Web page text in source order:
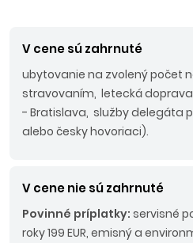
V cene sú zahrnuté
ubytovanie na zvolený počet
stravovaním, letecká
- Bratislava, služby delegáta
alebo česky hovoriaci).
V cene nie sú zahrnuté
Povinné príplatky: servisné
roky 199 EUR, emisný a